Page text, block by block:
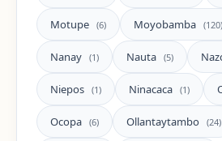
Motupe (6) Moyobamba (120)
Nanay (1) Nauta (5)
Niepos (1) Ninacaca (1)
Ocopa (6) Ollantaytambo (24)